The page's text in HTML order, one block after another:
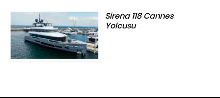
Sirena 118 Cannes
Yolcusu